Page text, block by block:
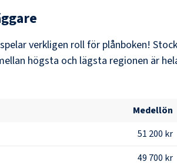
verkligen roll för plånboken!
högsta och lägsta regionen är
Medellön
51 200 kr
49 700 kr